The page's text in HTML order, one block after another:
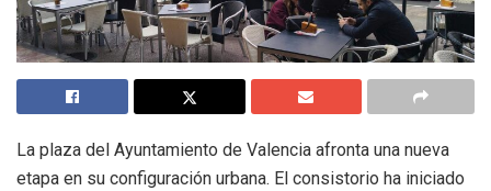
La plaza del Ayuntamiento de Valencia afronta una nueva
etapa en su configuración urbana. El consistorio ha iniciado